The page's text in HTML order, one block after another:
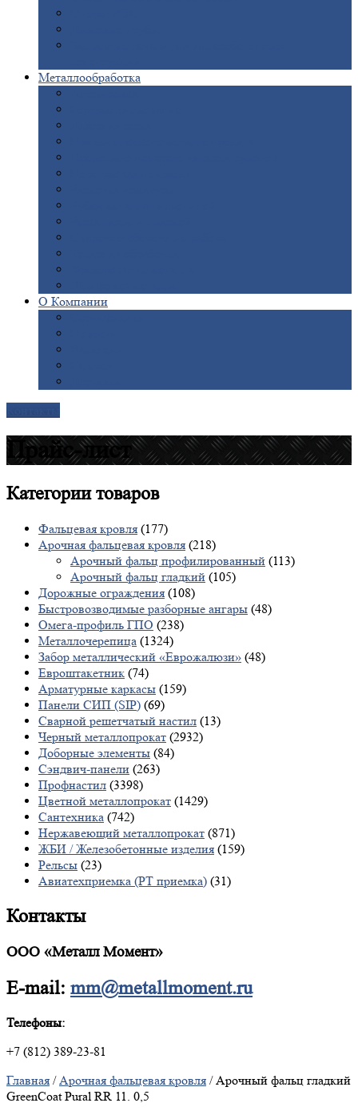
Металлообработка
О Компании
Прайс-лист
Категориитоваров
Фальцевая кровля (177)
Арочная фальцевая кровля (218)
Арочный фальц профилированный (113)
Арочный фальц гладкий (105)
Дорожные ограждения (108)
Быстровозводимые разборные ангары (48)
Омега-профиль ГПО (238)
Металлочерепица (1324)
Забор металлический «Еврожалюзи» (48)
Евроштакетник (74)
Арматурные каркасы (159)
Панели СИП (SIP) (69)
Сварной решетчатый настил (13)
Черный металлопрокат (2932)
Доборные элементы (84)
Сэндвич-панели (263)
Профнастил (3398)
Цветной металлопрокат (1429)
Сантехника (742)
Нержавеющий металлопрокат (871)
ЖБИ / Железобетонные изделия (159)
Рельсы (23)
Авиатехприемка (РТ приемка) (31)
Контакты
ООО «Металл Момент»
E-mail: mm@metallmoment.ru
Телефоны:
+7 (812) 389-23-81
Главная /Арочная фальцевая кровля / Арочный фальц гладкий
GreenCoat Pural RR 11. 0,5